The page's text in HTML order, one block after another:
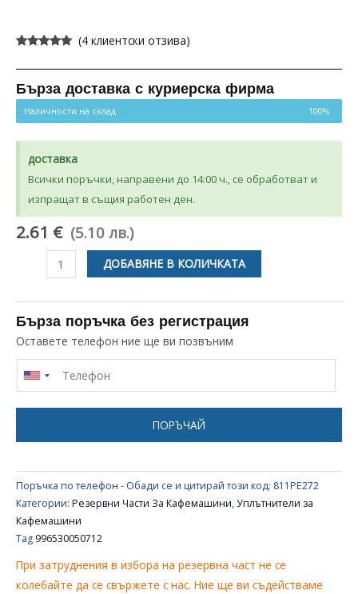
5.00от 5,
потребителски
оценки
(4клиентски отзива)
Бърза доставка с куриерска фирма
Наличности на склад 100%
доставка
Всички поръчки, направени до 14:00 ч., се обработват и
изпращат в същия работен ден.
2.61 € (5.10 лв.)
количество
УПЛЪТНЕНИЕ
ЗА
БУНКЕР
ЗА
КАФЕМАШИНА
ДОБАВЯНЕ В КОЛИЧКАТА
Бърза поръчка без регистрация
Оставете телефон ние ще ви позвъним
ПОРЪЧАЙ
Поръчка по телефон - Обади се и цитирай този код: 811PE272
Категории: Резервни Части За Кафемашини,Уплътнители за
Кафемашини
Tag 996530050712
При затруднения в избора на резервна част не се
колебайте да се свържете с нас. Ние ще ви съдействаме